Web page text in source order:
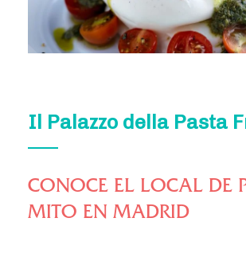
Il Palazzo della Pasta
CONOCE EL LOCAL DE
MITO EN MADRID